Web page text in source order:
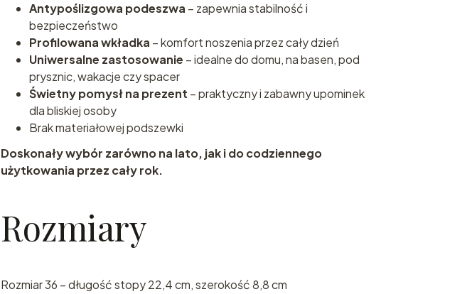
Antypoślizgowa podeszwa – zapewnia stabilność i
bezpieczeństwo
Profilowana wkładka – komfort noszenia przez cały dzień
Uniwersalne zastosowanie – idealne do domu, na basen, pod
prysznic, wakacje czy spacer
Świetny pomysł na prezent – praktyczny i zabawny upominek
dla bliskiej osoby
Brak materiałowej podszewki
Doskonały wybór zarówno na lato, jak i do codziennego
użytkowania przez cały rok.
Rozmiary
Rozmiar 36 – długość stopy 22,4 cm, szerokość 8,8 cm